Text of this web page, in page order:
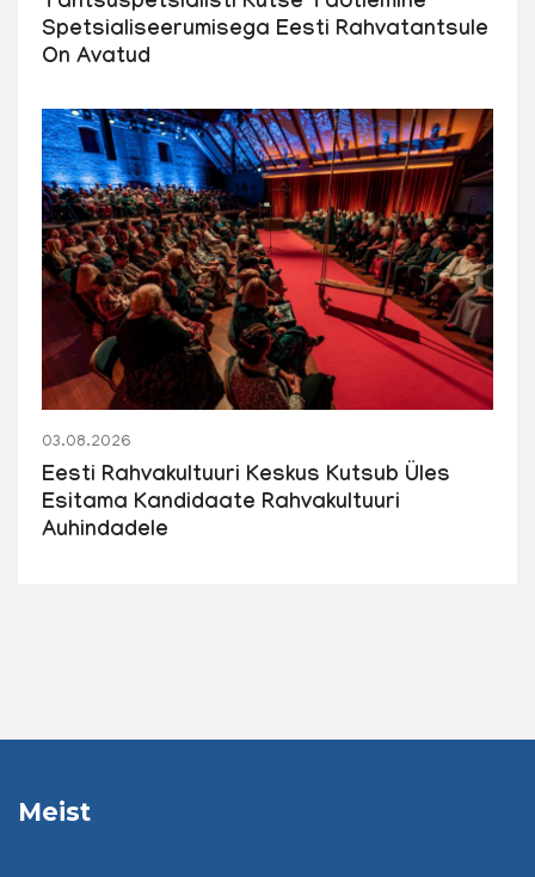
Spetsialiseerumisega Eesti Rahvatantsule
On Avatud
03.08.2026
Eesti Rahvakultuuri Keskus Kutsub Üles
Esitama Kandidaate Rahvakultuuri
Auhindadele
Meist